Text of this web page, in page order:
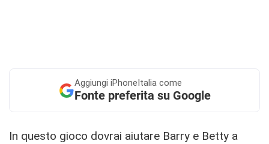
Aggiungi iPhoneItalia come
Fonte preferita su Google
In questo gioco dovrai aiutare Barry e Betty a